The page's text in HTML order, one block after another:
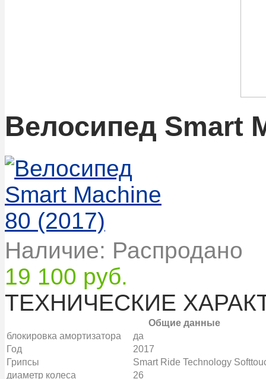
Велосипед Smart
Наличие: Распродано
19 100 руб.
ТЕХНИЧЕСКИЕ
Общие данные
блокировка амортизатора
да
Год
2017
Грипсы
Smart Ride Technology
диаметр колеса
26